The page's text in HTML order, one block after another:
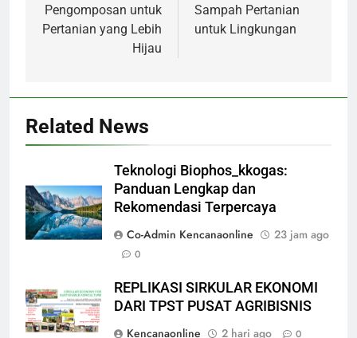
Pengomposan untuk
Pertanian yang Lebih
Hijau
Sampah Pertanian
untuk Lingkungan
Related News
Teknologi Biophos_kkogas:
Panduan Lengkap dan
Rekomendasi Terpercaya
Co-Admin Kencanaonline
23 jam ago
0
REPLIKASI SIRKULAR EKONOMI
DARI TPST PUSAT AGRIBISNIS
Kencanaonline
2 hari ago 0